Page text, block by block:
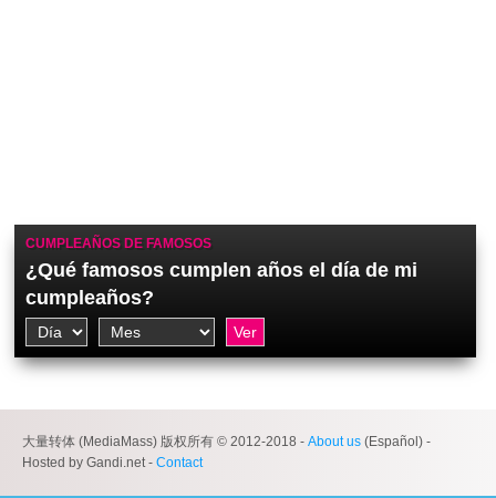
CUMPLEAÑOS DE FAMOSOS
¿Qué famosos cumplen años el día de mi
cumpleaños?
大量转体 (MediaMass) 版权所有 © 2012-2018 - About us (Español) -
Hosted by Gandi.net - Contact